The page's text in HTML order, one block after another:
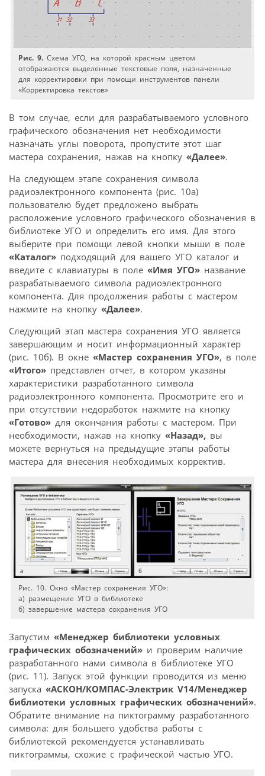
Рис. 9. Схема УГО, на которой красным цветом
отображаются выделенные текстовые поля, назначенные
для корректировки при помощи инструментов панели
«Корректировка текстов»
В том случае, если для разрабатываемого условного
графического обозначения нет необходимости
назначать углы поворота, пропустите этот шаг
мастера сохранения, нажав на кнопку «Далее».
На следующем этапе сохранения символа
радиоэлектронного компонента (рис. 10а)
пользователю будет предложено выбрать
расположение условного графического обозначения в
библиотеке УГО и определить его имя. Для этого
выберите при помощи левой кнопки мыши в поле
«Каталог» подходящий для вашего УГО каталог и
введите с клавиатуры в поле «Имя УГО» название
разрабатываемого символа радиоэлектронного
компонента. Для продолжения работы с мастером
нажмите на кнопку «Далее».
Следующий этап мастера сохранения УГО является
завершающим и носит информационный характер
(рис. 10б). В окне «Мастер сохранения УГО», в поле
«Итого» представлен отчет, в котором указаны
характеристики разработанного символа
радиоэлектронного компонента. Просмотрите его и
при отсутствии недоработок нажмите на кнопку
«Готово» для окончания работы с мастером. При
необходимости, нажав на кнопку «Назад», вы
можете вернуться на предыдущие этапы работы
мастера для внесения необходимых корректив.
Рис. 10. Окно «Мастер сохранения УГО»:
а) размещение УГО в библиотеке
б) завершение мастера сохранения УГО
Запустим «Менеджер библиотеки условных
графических обозначений» и проверим наличие
разработанного нами символа в библиотеке УГО
(рис. 11). Запуск этой функции проводится из меню
запуска «АСКОН/КОМПАС-Электрик V14/Менеджер
библиотеки условных графических обозначений».
Обратите внимание на пиктограмму разработанного
символа: для большего удобства работы с
библиотекой рекомендуется устанавливать
пиктограммы, схожие с графической частью УГО.